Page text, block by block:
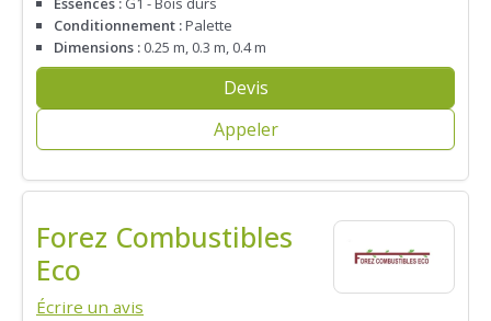
Conditionnement :Palette
Dimensions : 0.25 m, 0.3 m, 0.4 m
Devis
Appeler
Forez Combustibles
Eco
Écrire un avis